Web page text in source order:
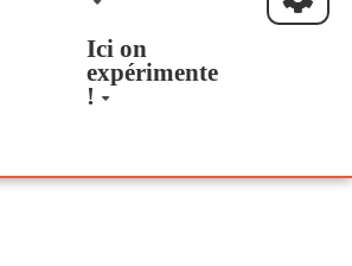
Ici on
expérimente
!